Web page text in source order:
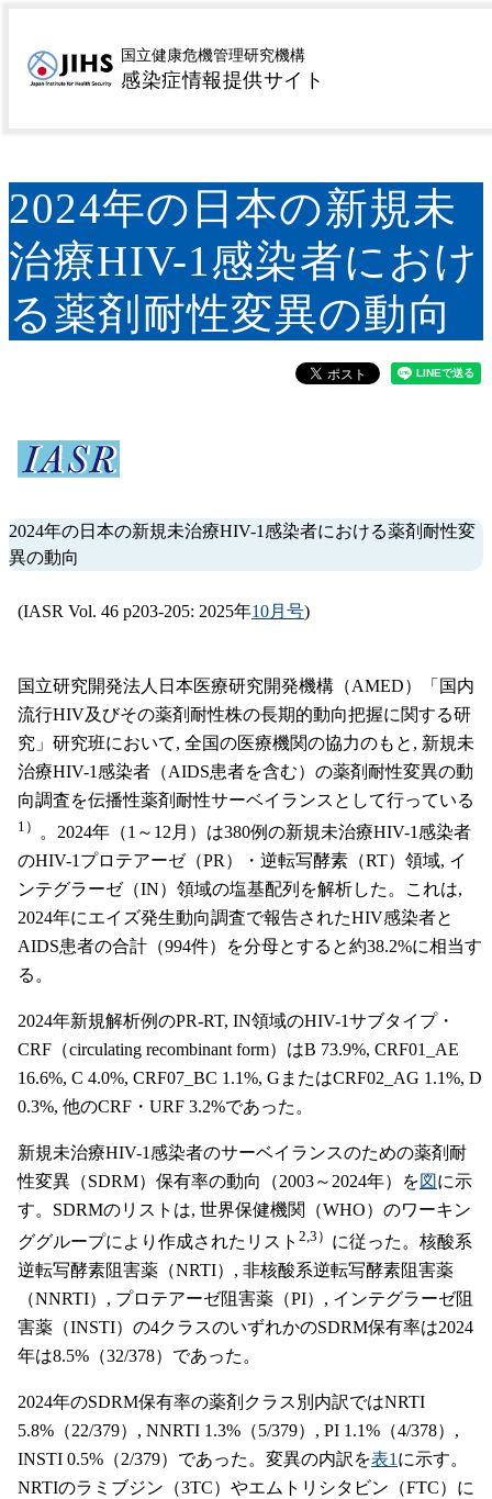
国立健康危機管理研究機構
感染症情報提供サイト
トップページ>サーベイランス>病原微生物検出情報
(IASR)>2024年の日本の新規未治療HIV-1感染者にお
2024年の日本の新規未
治療HIV-1感染者におけ
る薬剤耐性変異の動向
2024年の日本の新規未治療HIV-1感染者における薬剤耐性変
異の動向
(IASR Vol. 46 p203-205: 2025年10月号)
国立研究開発法人日本医療研究開発機構（AMED）「国内
流行HIV及びその薬剤耐性株の長期的動向把握に関する研
究」研究班において, 全国の医療機関の協力のもと, 新規未
治療HIV-1感染者（AIDS患者を含む）の薬剤耐性変異の動
向調査を伝播性薬剤耐性サーベイランスとして行っている
1）
。2024年（1～12月）は380例の新規未治療HIV-1感染者
のHIV-1プロテアーゼ（PR）・逆転写酵素（RT）領域, イ
ンテグラーゼ（IN）領域の塩基配列を解析した。これは,
2024年にエイズ発生動向調査で報告されたHIV感染者と
AIDS患者の合計（994件）を分母とすると約38.2%に相当す
る。
2024年新規解析例のPR-RT, IN領域のHIV-1サブタイプ・
CRF（circulating recombinant form）はB 73.9%, CRF01_AE
16.6%, C 4.0%, CRF07_BC 1.1%, GまたはCRF02_AG 1.1%, D
0.3%, 他のCRF・URF 3.2%であった。
新規未治療HIV-1感染者のサーベイランスのための薬剤耐
性変異（SDRM）保有率の動向（2003～2024年）を図 に示
す。SDRMのリストは, 世界保健機関（WHO）のワーキン
ググループにより作成されたリスト 2,3） に従った。核酸系
逆転写酵素阻害薬（NRTI）, 非核酸系逆転写酵素阻害薬
（NNRTI）, プロテアーゼ阻害薬（PI）, インテグラーゼ阻
害薬（INSTI）の4クラスのいずれかのSDRM保有率は2024
年は8.5%（32/378）であった。
2024年のSDRM保有率の薬剤クラス別内訳ではNRTI
5.8%（22/379）, NNRTI 1.3%（5/379）, PI 1.1%（4/378）,
INSTI 0.5%（2/379）であった。変異の内訳を表1 に示す。
NRTIのラミブジン（3TC）やエムトリシタビン（FTC）に